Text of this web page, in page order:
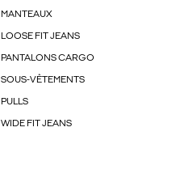
MANTEAUX
LOOSE FIT JEANS
PANTALONS CARGO
SOUS-VÊTEMENTS
PULLS
WIDE FIT JEANS